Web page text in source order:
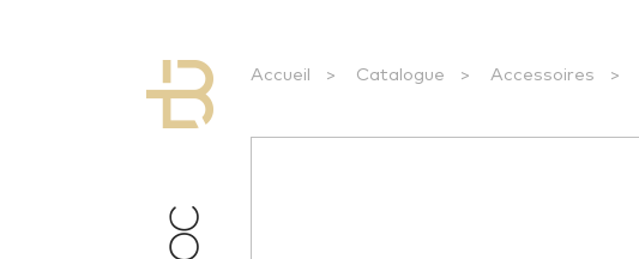
Accueil > Catalogue > Accessoires >